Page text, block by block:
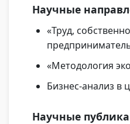
Научные
«Труд,
«Методология
Бизнес-анализ в
Научные